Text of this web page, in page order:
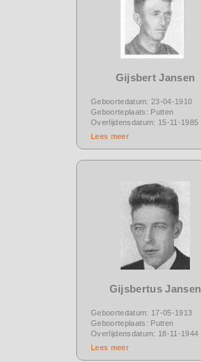
Gijsbert Jansen
Geboortedatum: 23-04-1910
Geboorteplaats: Putten
Overlijdensdatum: 15-11-1985
Lees meer
Gijsbertus Jansen
Geboortedatum: 17-05-1913
Geboorteplaats: Putten
Overlijdensdatum: 18-11-1944
Lees meer